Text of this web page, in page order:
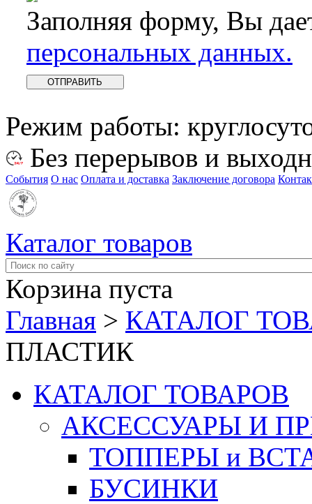
Заполняя форму, Вы
персональных данных.
Режим работы:
Без перерывов и
События О нас Оплата и доставка Заключение договора
Каталог товаров
Корзина пуста
Главная > КАТАЛОГ
ПЛАСТИК
КАТАЛОГ ТОВАРОВ
АКСЕССУАРЫ И
ТОППЕРЫ и
БУСИНКИ